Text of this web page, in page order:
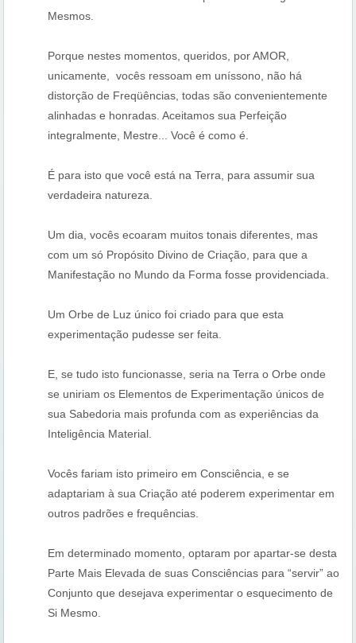
Mesmos.
Porque nestes momentos, queridos, por AMOR,
unicamente, vocês ressoam em uníssono, não há
distorção de Freqüências, todas são convenientemente
alinhadas e honradas. Aceitamos sua Perfeição
integralmente, Mestre... Você é como é.
É para isto que você está na Terra, para assumir sua
verdadeira natureza.
Um dia, vocês ecoaram muitos tonais diferentes, mas
com um só Propósito Divino de Criação, para que a
Manifestação no Mundo da Forma fosse providenciada.
Um Orbe de Luz único foi criado para que esta
experimentação pudesse ser feita.
E, se tudo isto funcionasse, seria na Terra o Orbe onde
se uniriam os Elementos de Experimentação únicos de
sua Sabedoria mais profunda com as experiências da
Inteligência Material.
Vocês fariam isto primeiro em Consciência, e se
adaptariam à sua Criação até poderem experimentar em
outros padrões e frequências.
Em determinado momento, optaram por apartar-se desta
Parte Mais Elevada de suas Consciências para “servir” ao
Conjunto que desejava experimentar o esquecimento de
Si Mesmo.